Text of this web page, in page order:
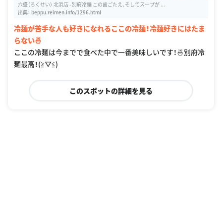
六盛（ろくせい） 北浜店 - 別府冷麺 この歯ごたえ、そしてスープが ...
出典： beppu.reimen.info/1296.html
冷麺が苦手な人も好きになれるここの冷麺！冷麺好きにはたま
らない🍜
ここの冷麺は今までで食べた中で一番美味しいです！🍜別府冷
麺最高！(≧▽≦)
このスポットの詳細を見る